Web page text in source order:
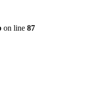
on line 87